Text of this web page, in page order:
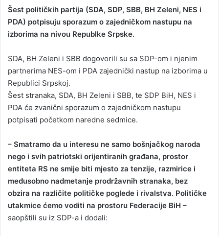
Šest političkih partija (SDA, SDP, SBB, BH Zeleni, NES i
PDA) potpisuju sporazum o zajedničkom nastupu na
izborima na nivou Republke Srpske.
SDA, BH Zeleni i SBB dogovorili su sa SDP-om i njenim
partnerima NES-om i PDA zajednički nastup na izborima u
Republici Srpskoj.
Šest stranaka, SDA, BH Zeleni i SBB, te SDP BiH, NES i
PDA će zvanični sporazum o zajedničkom nastupu
potpisati početkom naredne sedmice.
– Smatramo da u interesu ne samo bošnjačkog naroda
nego i svih patriotski orijentiranih građana, prostor
entiteta RS ne smije biti mjesto za tenzije, razmirice i
međusobno nadmetanje prodržavnih stranaka, bez
obzira na različite političke poglede i rivalstva. Političke
utakmice ćemo voditi na prostoru Federacije BiH –
saopštili su iz SDP-a i dodali: